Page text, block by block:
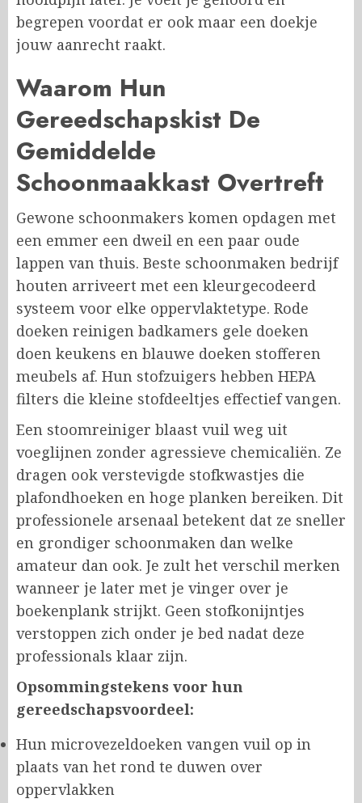
begrepen voordat er ook maar een doekje
jouw aanrecht raakt.
Waarom Hun
Gereedschapskist De
Gemiddelde
Schoonmaakkast Overtreft
Gewone schoonmakers komen opdagen met
een emmer een dweil en een paar oude
lappen van thuis. Beste schoonmaken bedrijf
houten arriveert met een kleurgecodeerd
systeem voor elke oppervlaktetype. Rode
doeken reinigen badkamers gele doeken
doen keukens en blauwe doeken stofferen
meubels af. Hun stofzuigers hebben HEPA
filters die kleine stofdeeltjes effectief vangen.
Een stoomreiniger blaast vuil weg uit
voeglijnen zonder agressieve chemicaliën. Ze
dragen ook verstevigde stofkwastjes die
plafondhoeken en hoge planken bereiken. Dit
professionele arsenaal betekent dat ze sneller
en grondiger schoonmaken dan welke
amateur dan ook. Je zult het verschil merken
wanneer je later met je vinger over je
boekenplank strijkt. Geen stofkonijntjes
verstoppen zich onder je bed nadat deze
professionals klaar zijn.
Opsommingstekens voor hun
gereedschapsvoordeel:
Hun microvezeldoeken vangen vuil op in
plaats van het rond te duwen over
oppervlakken